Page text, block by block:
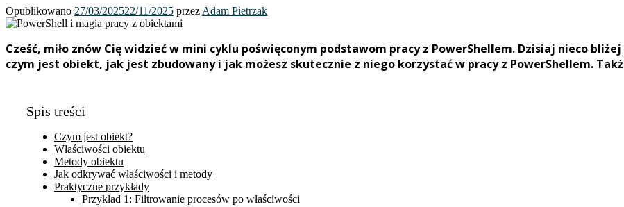
Opublikowano 27/03/202522/11/2025 przez Adam Pietrzak
Cześć, miło znów Cię widzieć w mini cyklu poświęconym podstawom pracy z PowerShellem. Dzisiaj nieco
czym jest obiekt, jak jest zbudowany i jak możesz skutecznie z niego korzystać w pracy z PowerShellem.
Spis treści
Czym jest obiekt?
Właściwości obiektu
Metody obiektu
Jak odkrywać właściwości i metody
Praktyczne przykłady
Przykład 1: Filtrowanie procesów po właściwości